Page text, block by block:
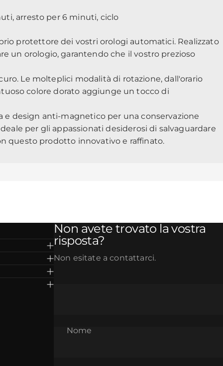
arresto per 6 minuti, ciclo
protettore dei vostri orologi automatici. Realizzato
un orologio, garantendo che il vostro prezioso
Le molteplici modalità di rotazione, dall'orario
colore dorato aggiunge un tocco di
e design anti-magnetico per una conservazione
per gli appassionati desiderosi di salvaguardare
questo prodotto innovativo e raffinato.
Non avete trovato la vostra
risposta?
Non esitate a contattarci.
Nome